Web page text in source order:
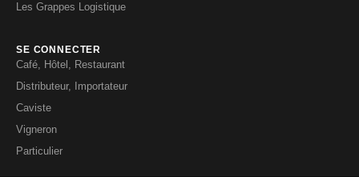
Les Grappes Logistique
SE CONNECTER
Café, Hôtel, Restaurant
Distributeur, Importateur
Caviste
Vigneron
Particulier